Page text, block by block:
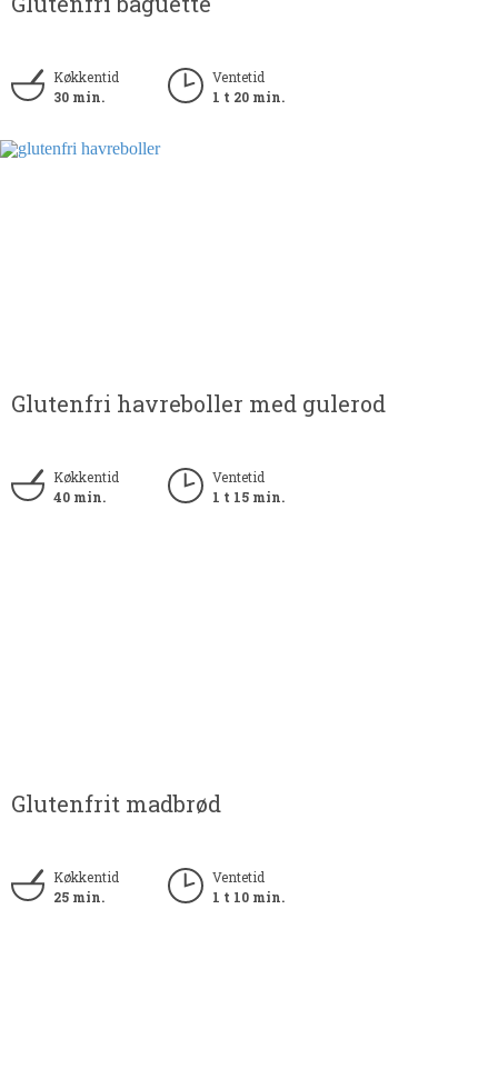
Køkkentid
30 min.
Ventetid
1 t 20 min.
Glutenfri havreboller med gulerod
Køkkentid
40 min.
Ventetid
1 t 15 min.
Glutenfrit madbrød
Køkkentid
25 min.
Ventetid
1 t 10 min.